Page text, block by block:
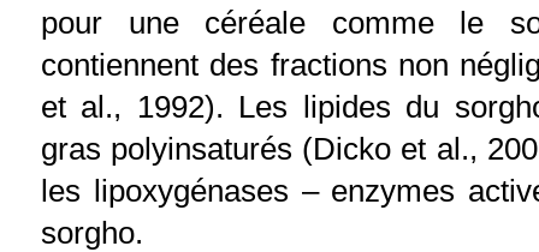
pour une céréale comme le
contiennent des fractions non
et al., 1992). Les lipides du
gras polyinsaturés (Dicko et al.,
les lipoxygénases – enzymes
sorgho.